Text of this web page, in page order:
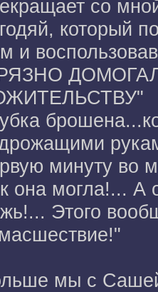
со
который
и
минуту во
она могла!... А
Этого
мы с